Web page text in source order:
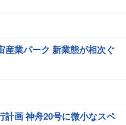
産業パーク 新業態が相次ぐ
計画 神舟20号に微小なスペ